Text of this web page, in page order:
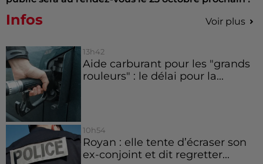
Infos Voir plus
13h42
Aide carburant pour les "grands
rouleurs" : le délai pour la...
10h54
Royan : elle tente d’écraser son
ex-conjoint et dit regretter...